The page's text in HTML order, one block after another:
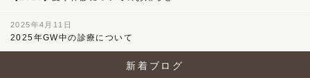
2025年4月11日
2025年GW中の診療について
新着ブログ